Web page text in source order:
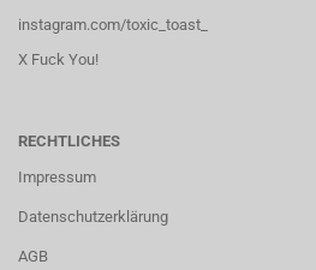
instagram.com/toxic_toast_
X Fuck You!
RECHTLICHES
Impressum
Datenschutzerklärung
AGB